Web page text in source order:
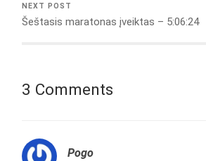
NEXT POST
Šeštasis maratonas įveiktas – 5:06:24
3 Comments
Pogo